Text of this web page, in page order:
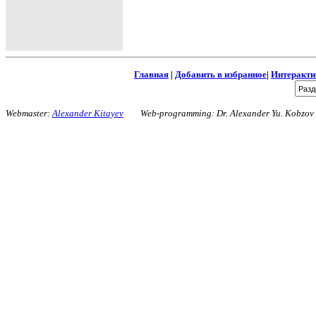
Главная | Добавить в избранное|
Webmaster:Alexander Kitayev Web-programming: Dr. Alexander Yu.